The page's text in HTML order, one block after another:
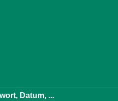
Datum, ...